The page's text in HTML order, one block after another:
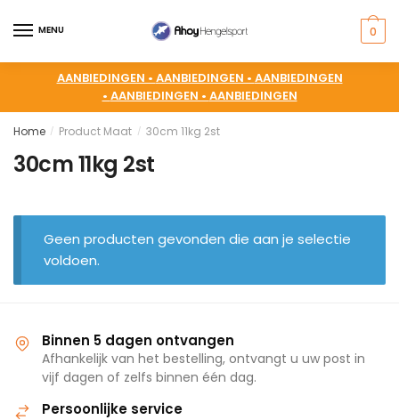
MENU 0
AANBIEDINGEN • AANBIEDINGEN • AANBIEDINGEN
• AANBIEDINGEN • AANBIEDINGEN
Home / Product Maat / 30cm 11kg 2st
30cm 11kg 2st
Geen producten gevonden die aan je selectie
voldoen.
Binnen 5 dagen ontvangen
Afhankelijk van het bestelling, ontvangt u uw post in
vijf dagen of zelfs binnen één dag.
Persoonlijke service